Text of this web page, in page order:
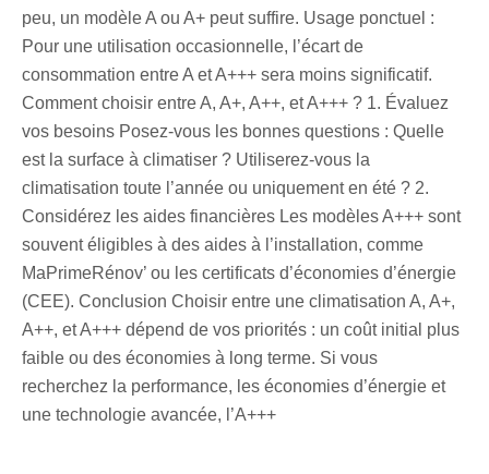
peu, un modèle A ou A+ peut suffire. Usage ponctuel :
Pour une utilisation occasionnelle, l’écart de
consommation entre A et A+++ sera moins significatif.
Comment choisir entre A, A+, A++, et A+++ ? 1. Évaluez
vos besoins Posez-vous les bonnes questions : Quelle
est la surface à climatiser ? Utiliserez-vous la
climatisation toute l’année ou uniquement en été ? 2.
Considérez les aides financières Les modèles A+++ sont
souvent éligibles à des aides à l’installation, comme
MaPrimeRénov’ ou les certificats d’économies d’énergie
(CEE). Conclusion Choisir entre une climatisation A, A+,
A++, et A+++ dépend de vos priorités : un coût initial plus
faible ou des économies à long terme. Si vous
recherchez la performance, les économies d’énergie et
une technologie avancée, l’A+++